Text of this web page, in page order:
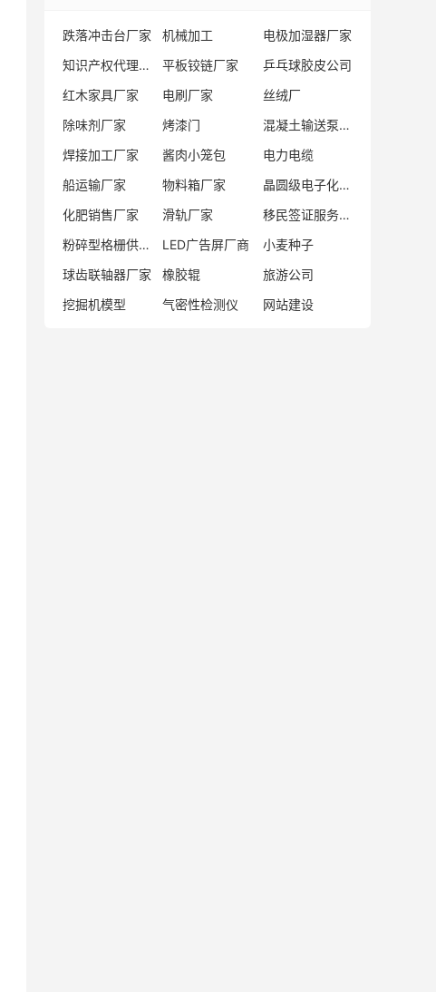
跌落冲击台厂家 机械加工
电极加湿器厂家
知识产权代理机构
平板铰链厂家
乒乓球胶皮公司
红木家具厂家
电刷厂家
丝绒厂
除味剂厂家
烤漆门
混凝土输送泵厂家
焊接加工厂家
酱肉小笼包
电力电缆
船运输厂家
物料箱厂家
晶圆级电子化学品供应商
化肥销售厂家
滑轨厂家
移民签证服务机构
粉碎型格栅供应商
LED广告屏厂商
小麦种子
球齿联轴器厂家
橡胶辊
旅游公司
挖掘机模型
气密性检测仪 网站建设